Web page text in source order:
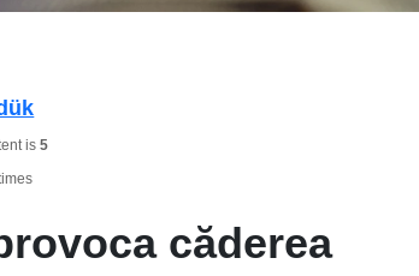
is 5
căderea